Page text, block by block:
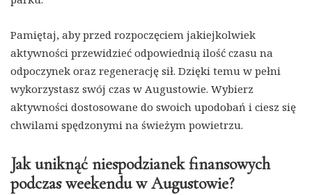
Pamiętaj, aby przed rozpoczęciem jakiejkolwiek
aktywności przewidzieć odpowiednią ilość czasu na
odpoczynek oraz regenerację sił. Dzięki temu w pełni
wykorzystasz swój czas w Augustowie. Wybierz
aktywności dostosowane do swoich upodobań i ciesz się
chwilami spędzonymi na świeżym powietrzu.
Jak uniknąć niespodzianek finansowych
podczas weekendu w Augustowie?